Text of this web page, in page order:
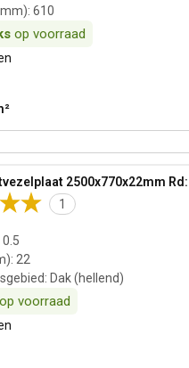
: 610
op voorraad
2500x770x22mm
1
0.5
: 22
: Dak (hellend)
op voorraad